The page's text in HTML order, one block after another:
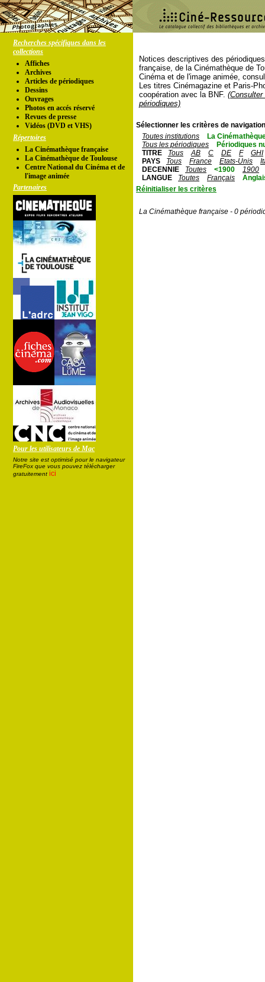
Recherches spécifiques dans les
collections
Affiches
Archives
Articles de périodiques
Dessins
Ouvrages
Photos en accés réservé
Revues de presse
Vidéos (DVD et VHS)
Répertoires
La Cinémathèque française
La Cinémathèque de Toulouse
Centre National du Cinéma et de
l'image animée
Partenaires
Pour les utilisateurs de Mac
Notre site est optimisé pour le navigateur
FireFox que vous pouvez télécharger
gratuitement ici
Notices descriptives des
française, de la Cinémathèque de
Cinéma et de l'image animée,
Les titres Cinémagazine et Paris-
coopération avec la BNF.
périodiques)
Sélectionner les critères de
Toutes institutions
La
Tous les périodiques
Périodiques
TITRE
Tous AB C DE F
GHI
PAYS
Tous France Etats-Unis
DECENNIE
Toutes <1900
1900
LANGUE
Toutes Français
Réinitialiser les critères
La Cinémathèque française - 0